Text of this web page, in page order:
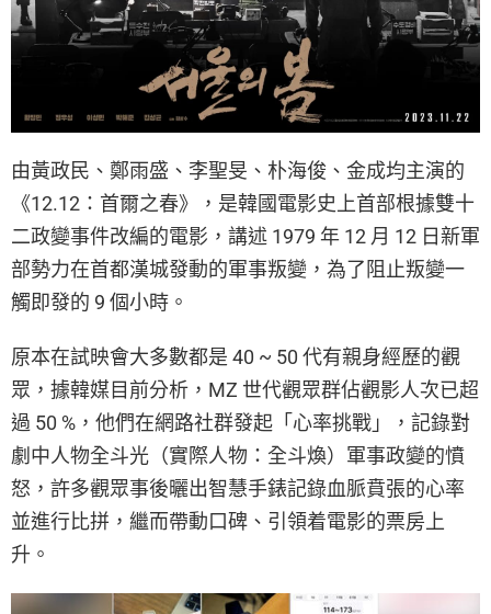
由黃政民、鄭雨盛、李聖旻、朴海俊、金成均主演的
《12.12：首爾之春》，是韓國電影史上首部根據雙十
二政變事件改編的電影，講述 1979 年 12 月 12 日新軍
部勢力在首都漢城發動的軍事叛變，為了阻止叛變一
觸即發的 9 個小時。
原本在試映會大多數都是 40 ~ 50 代有親身經歷的觀
眾，據韓媒目前分析，MZ 世代觀眾群佔觀影人次已超
過 50 %，他們在網路社群發起「心率挑戰」，記錄對
劇中人物全斗光（實際人物：全斗煥）軍事政變的憤
怒，許多觀眾事後曬出智慧手錶記錄血脈賁張的心率
並進行比拼，繼而帶動口碑、引領着電影的票房上
升。